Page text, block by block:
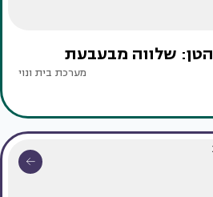
שלווה מבעבעת
מערכת בית ונוי